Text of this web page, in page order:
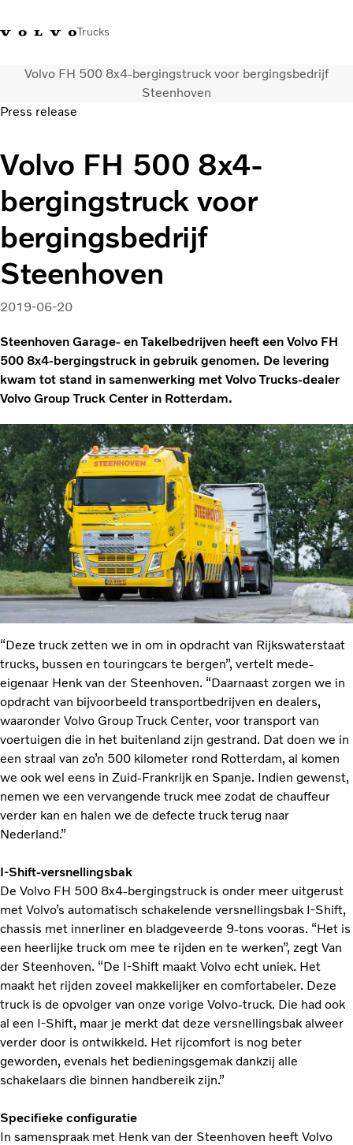
Trucks
ContactKennis vergrotenMerchandise InloggenNederland
CO2-reductie
Trucks
Truck Builder
Services
Dealer locator
Nieuws
Over ons
Volvo FH 500 8x4-bergingstruck voor bergingsbedrijf
Steenhoven
Press release
Volvo FH 500 8x4-
bergingstruck voor
bergingsbedrijf
Steenhoven
2019-06-20
Steenhoven Garage- en Takelbedrijven heeft een Volvo FH
500 8x4-bergingstruck in gebruik genomen. De levering
kwam tot stand in samenwerking met Volvo Trucks-dealer
Volvo Group Truck Center in Rotterdam.
“Deze truck zetten we in om in opdracht van Rijkswaterstaat
trucks, bussen en touringcars te bergen”, vertelt mede-
eigenaar Henk van der Steenhoven. “Daarnaast zorgen we in
opdracht van bijvoorbeeld transportbedrijven en dealers,
waaronder Volvo Group Truck Center, voor transport van
voertuigen die in het buitenland zijn gestrand. Dat doen we in
een straal van zo’n 500 kilometer rond Rotterdam, al komen
we ook wel eens in Zuid-Frankrijk en Spanje. Indien gewenst,
nemen we een vervangende truck mee zodat de chauffeur
verder kan en halen we de defecte truck terug naar
Nederland.”
I-Shift-versnellingsbak
De Volvo FH 500 8x4-bergingstruck is onder meer uitgerust
met Volvo’s automatisch schakelende versnellingsbak I-Shift,
chassis met innerliner en bladgeveerde 9-tons vooras. “Het is
een heerlijke truck om mee te rijden en te werken”, zegt Van
der Steenhoven. “De I-Shift maakt Volvo echt uniek. Het
maakt het rijden zoveel makkelijker en comfortabeler. Deze
truck is de opvolger van onze vorige Volvo-truck. Die had ook
al een I-Shift, maar je merkt dat deze versnellingsbak alweer
verder door is ontwikkeld. Het rijcomfort is nog beter
geworden, evenals het bedieningsgemak dankzij alle
schakelaars die binnen handbereik zijn.”
Specifieke configuratie
In samenspraak met Henk van der Steenhoven heeft Volvo